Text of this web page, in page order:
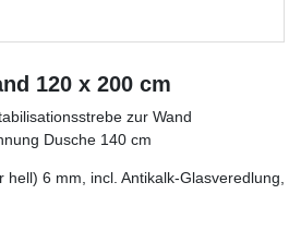
120 x 200 cm
zur Wand
Dusche 140 cm
hell) 6 mm, incl. Antikalk-Glasveredlung,